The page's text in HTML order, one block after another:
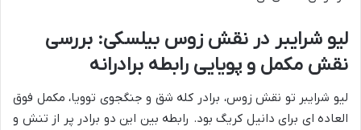
لیو شرایبر در نقش زوس بیلسکی: بررسی
نقش مکمل و پویایی رابطه برادرانه
لیو شرایبر تو نقش زوس، برادر کله شق و جنگجوی توویا، مکمل فوق
العاده ای برای دانیل کریگ بود. رابطه بین این دو برادر پر از تنش و